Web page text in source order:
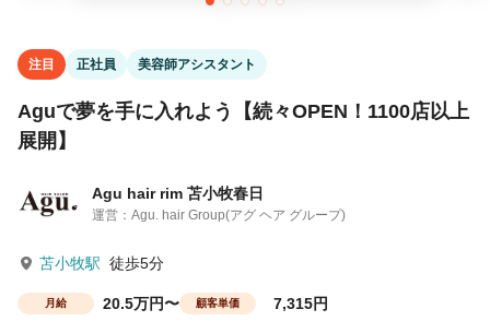
注目 正社員 美容師アシスタント
Aguで夢を手に入れよう【続々OPEN！1100店以上
展開】
Agu hair rim 苫小牧春日
運営：Agu. hair Group(アグ ヘア グループ)
苫小牧駅 徒歩5分
月給 20.5万円〜 顧客単価 7,315円